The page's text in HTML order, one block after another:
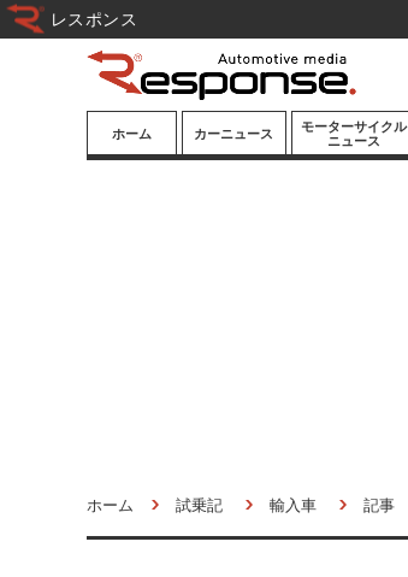
ホーム カーニュース
モーターサイクル
ニュース
ホーム 試乗記 輸入車 記事
レスポンス